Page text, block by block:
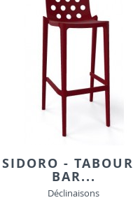
-
BAR...
Déclinaisons